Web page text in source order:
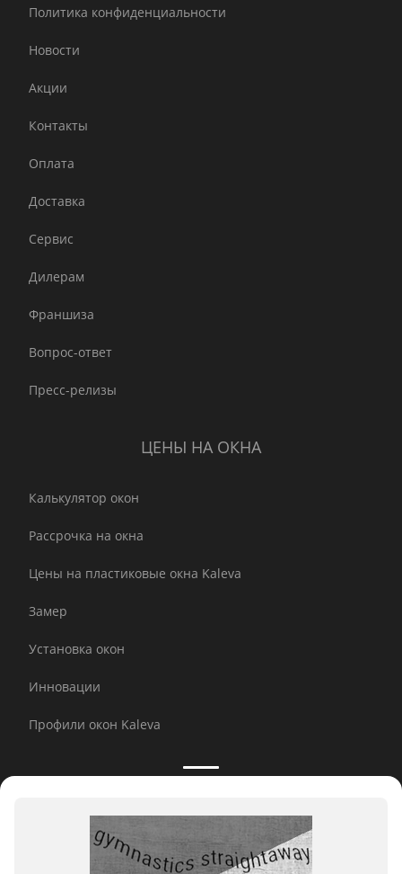
Политика конфиденциальности
Новости
Акции
Контакты
Оплата
Доставка
Сервис
Дилерам
Франшиза
Вопрос-ответ
Пресс-релизы
ЦЕНЫ НА ОКНА
Калькулятор окон
Рассрочка на окна
Цены на пластиковые окна Kaleva
Замер
Установка окон
Инновации
Профили окон Kaleva
Принимаем к оплате: